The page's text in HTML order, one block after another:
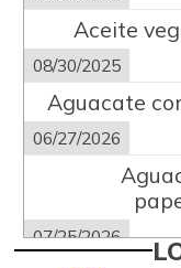
Aceite
08/30/2025
Aguacate
06/27/2026
07/25/2026